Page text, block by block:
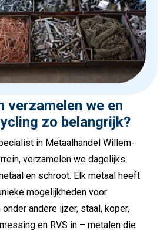
verzamelen we en
zo belangrijk?
in Metaalhandel Willem-
verzamelen we dagelijks
en schroot. Elk metaal heeft
mogelijkheden voor
andere ijzer, staal, koper,
en RVS in – metalen die